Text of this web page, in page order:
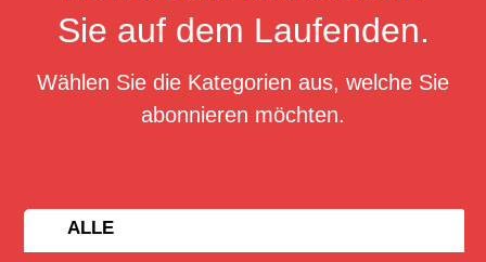
Sie auf dem Laufenden.
Wählen Sie die Kategorien aus, welche Sie
abonnieren möchten.
ALLE